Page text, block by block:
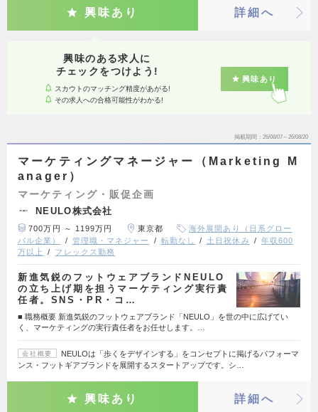
興味あり 詳細へ
興味のある求人に
チェックをつけよう!
スカウトのマッチング精度があがる!
その求人への合格可能性がわかる!
興味あり
掲載期間 26/08/07～26/08/20
マーケティングマネージャー（Marketing M
anager）
マーケティング・販促企画
NEULO株式会社
700万円 ～ 1199万円 東京都
海外展開あり（日系グロー
バル企業）
管理職・マネジャー 転勤なし 土日祝休み
年収600
万以上
フレックス勤務
新進気鋭のフットウェアブランドNEULO
の立ち上げ期を担うマーケティング実行責
任者。SNS・PR・コ…
■ 職務概要 新進気鋭のフットウェアブランド「NEULO」を世の中に広げてい
く、マーケティングの実行責任者をお任せします。…
会社概要
NEULOは「歩くをデザインする」をコンセプトに掲げるパフォーマ
ンス・フットギアブランドを展開するスタートアップです。シ…
興味あり 詳細へ